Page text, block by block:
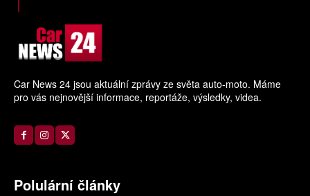
Car News 24 jsou aktuální zprávy ze světa auto-moto. Máme
pro vás nejnovější informace, reportáže, výsledky, videa.
Polulární články